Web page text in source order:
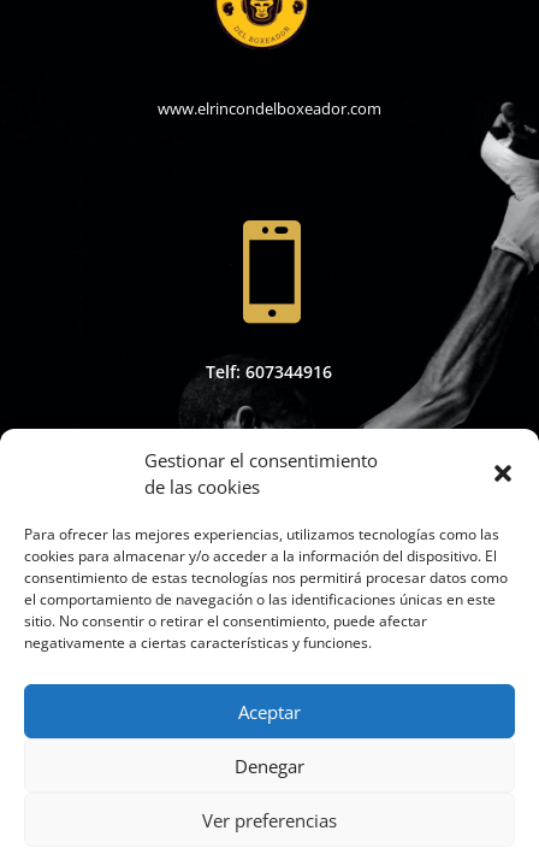
Gestionar el consentimiento
de las cookies
Para ofrecer las mejores experiencias, utilizamos tecnologías como las
cookies para almacenar y/o acceder a la información del dispositivo. El
consentimiento de estas tecnologías nos permitirá procesar datos como
el comportamiento de navegación o las identificaciones únicas en este
sitio. No consentir o retirar el consentimiento, puede afectar
negativamente a ciertas características y funciones.
Aceptar
Denegar
Ver preferencias
www.elrincondelboxeador.com

Telf: 607344916

Whapsap: 607344916
